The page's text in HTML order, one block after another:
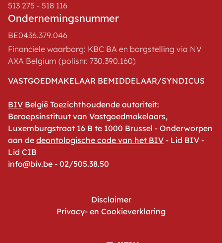
513 275 - 518 116
Ondernemingsnummer
BE0436.379.046
Financiele waarborg: KBC BA en borgstelling via NV
AXA Belgium (polisnr. 730.390.160)
VASTGOEDMAKELAAR BEMIDDELAAR/SYNDICUS
BIV België Toezichthoudende autoriteit:
Beroepsinstituut van Vastgoedmakelaars,
Luxemburgstraat 16 B te 1000 Brussel - Onderworpen
aan de deontologische code van het BIV - Lid BIV -
Lid CIB
info@biv.be - 02/505.38.50
Disclaimer
Privacy- en Cookieverklaring